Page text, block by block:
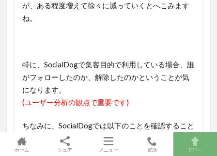
が、ある程度増えて徐々に減っていくとへこみます
ね。
特に、SocialDogで集客目的で利用している場合、誰
がフォローしたのか、解除したのかということが気
になります。
(ユーザー分析の観点で重要です)
ちなみに、SocialDogでは以下のことを確認すること
ができます。
ホーム シェア メニュー 電話 TOPへ